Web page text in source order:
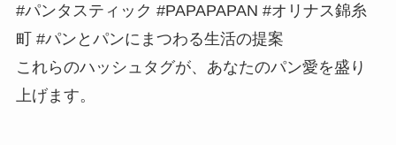
#パンタスティック #PAPAPAPAN #オリナス錦糸
町 #パンとパンにまつわる生活の提案
これらのハッシュタグが、あなたのパン愛を盛り
上げます。